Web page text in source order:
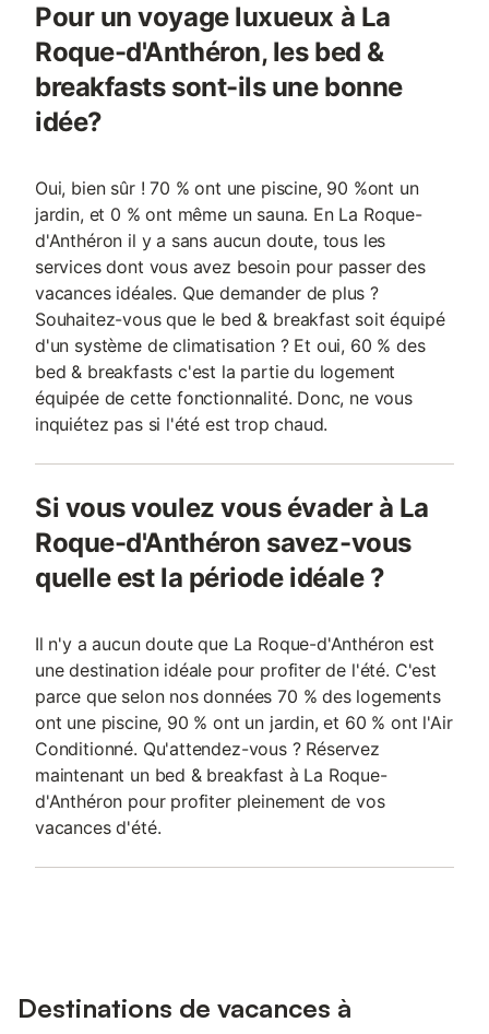
Pour un voyage luxueux à La
Roque-d'Anthéron, les bed &
breakfasts sont-ils une bonne
idée?
Oui, bien sûr ! 70 % ont une piscine, 90 %ont un
jardin, et 0 % ont même un sauna. En La Roque-
d'Anthéron il y a sans aucun doute, tous les
services dont vous avez besoin pour passer des
vacances idéales. Que demander de plus ?
Souhaitez-vous que le bed & breakfast soit équipé
d'un système de climatisation ? Et oui, 60 % des
bed & breakfasts c'est la partie du logement
équipée de cette fonctionnalité. Donc, ne vous
inquiétez pas si l'été est trop chaud.
Si vous voulez vous évader à La
Roque-d'Anthéron savez-vous
quelle est la période idéale ?
Il n'y a aucun doute que La Roque-d'Anthéron est
une destination idéale pour profiter de l'été. C'est
parce que selon nos données 70 % des logements
ont une piscine, 90 % ont un jardin, et 60 % ont l'Air
Conditionné. Qu'attendez-vous ? Réservez
maintenant un bed & breakfast à La Roque-
d'Anthéron pour profiter pleinement de vos
vacances d'été.
Destinations de vacances à